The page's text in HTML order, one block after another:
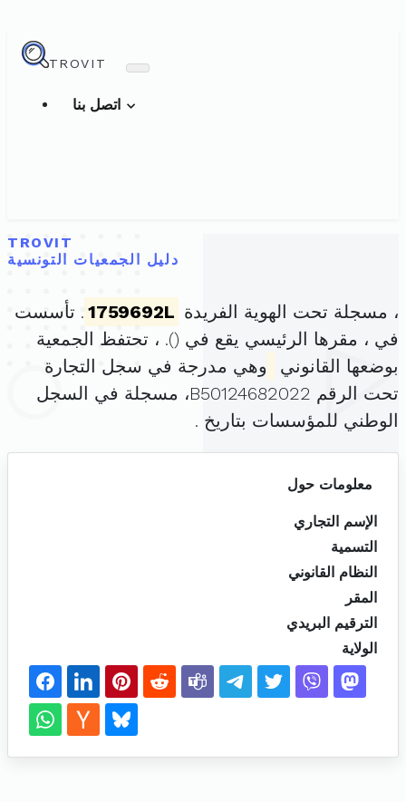
TROVIT
TROVIT
دليل الجمعيات التونسية
، مسجلة تحت الهوية الفريدة 1759692L . تأسست
في ، مقرها الرئيسي يقع في (). ، تحتفظ الجمعية
بوضعها القانوني
وهي مدرجة في سجل التجارة
تحت الرقم B50124682022، مسجلة في السجل
الوطني للمؤسسات بتاريخ .
معلومات حول
الإسم التجاري
التسمية
النظام القانوني
المقر
الترقيم البريدي
الولاية